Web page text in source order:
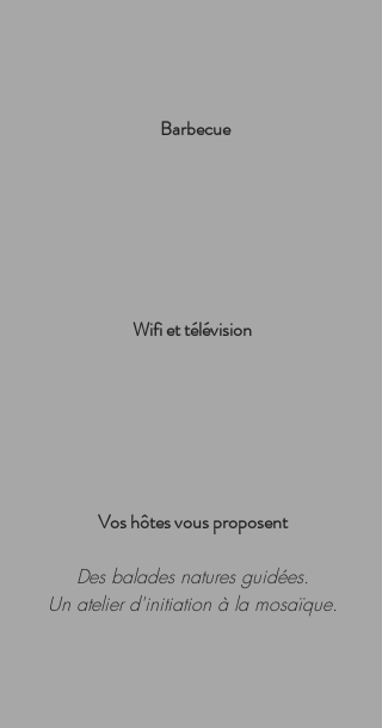
Barbecue
Wifi et télévision
Vos hôtes vous proposent
Des balades natures guidées.
Un atelier d'initiation à la mosaïque.